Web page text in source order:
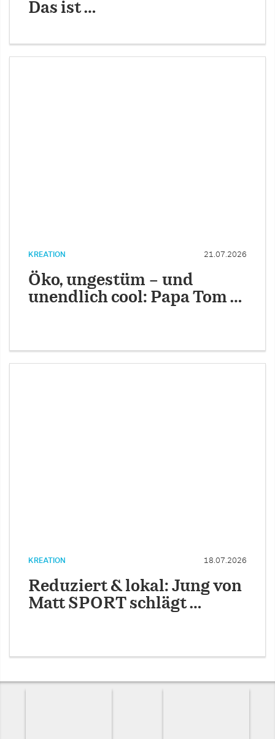
Das ist …
KREATION 21.07.2026
Öko, ungestüm – und
unendlich cool: Papa Tom …
KREATION 18.07.2026
Reduziert & lokal: Jung von
Matt SPORT schlägt …